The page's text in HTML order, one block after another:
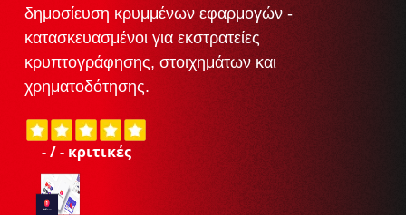
δημοσίευση κρυμμένων εφαρμογών -
κατασκευασμένοι για εκστρατείες
κρυπτογράφησης, στοιχημάτων και
χρηματοδότησης.
-/-κριτικές